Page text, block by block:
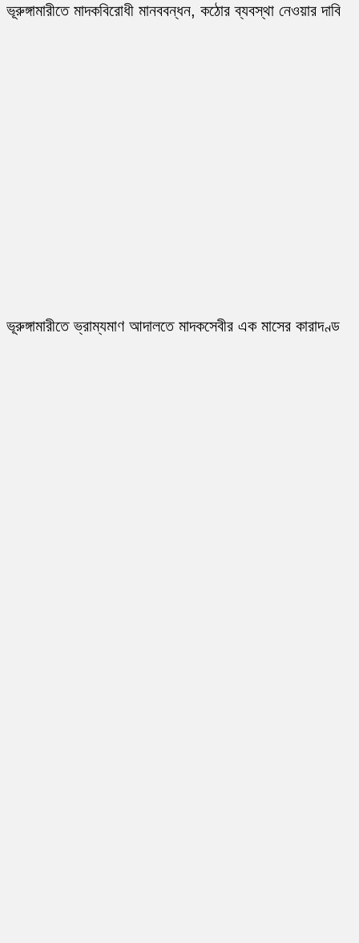
ভূরুঙ্গামারীতে মাদকবিরোধী মানববন্ধন, কঠোর ব্যবস্থা নেওয়ার দাবি
ভূরুঙ্গামারীতে ভ্রাম্যমাণ আদালতে মাদকসেবীর এক মাসের কারাদণ্ড